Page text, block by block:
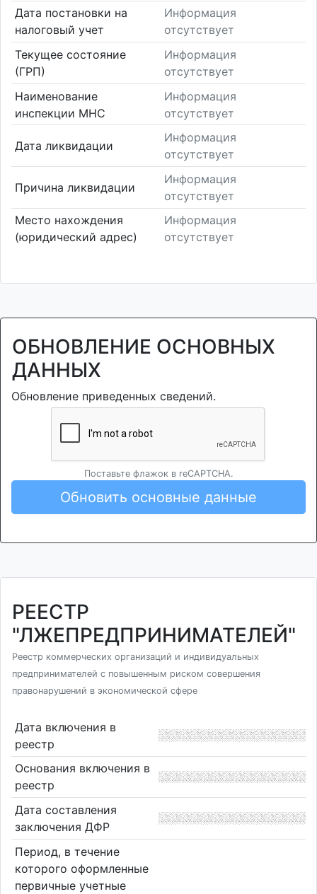
Дата постановки на
налоговый учет
Информация
отсутствует
Текущее состояние
(ГРП)
Информация
отсутствует
Наименование
инспекции МНС
Информация
отсутствует
Дата ликвидации
Информация
отсутствует
Причина ликвидации
Информация
отсутствует
Место нахождения
(юридический адрес)
Информация
отсутствует
ОБНОВЛЕНИЕ ОСНОВНЫХ
ДАННЫХ
Обновление приведенных сведений.
Поставьте флажок в reCAPTCHA.
Обновить основные данные
РЕЕСТР
"ЛЖЕПРЕДПРИНИМАТЕЛЕЙ"
Реестр коммерческих организаций и индивидуальных
предпринимателей с повышенным риском совершения
правонарушений в экономической сфере
Дата включения в
реестр
Основания включения в
реестр
Дата составления
заключения ДФР
Период, в течение
которого оформленные
первичные учетные